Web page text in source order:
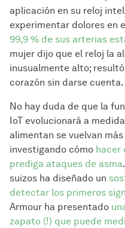
aplicación en su reloj
experimentar dolores en
99,9 % de sus arterias
mujer dijo que el reloj la
inusualmente alto;
corazón sin darse cuenta.
No hay duda de que la
IoT evolucionará a
alimentan se vuelvan
investigando cómo hacer
prediga ataques de asma
suizos ha diseñado un
detectar los primeros
Armour ha presentado
zapato (!) que puede